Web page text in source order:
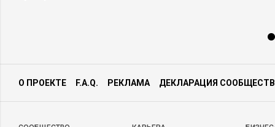
О ПРОЕКТЕ F.A.Q. РЕКЛАМА ДЕКЛАРАЦИЯ